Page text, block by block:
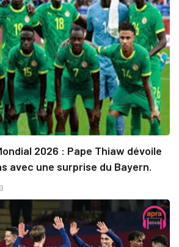
2026 : Pape Thiaw dévoile
avec une surprise du Bayern.